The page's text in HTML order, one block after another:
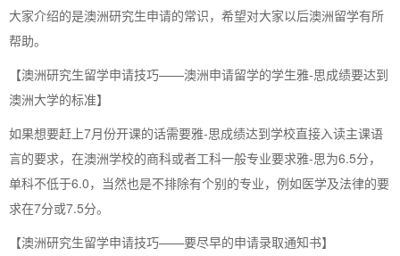
大家介绍的是澳洲研究生申请的常识，希望对大家以后澳洲留学有所
帮助。
【澳洲研究生留学申请技巧——澳洲申请留学的学生雅-思成绩要达到
澳洲大学的标准】
如果想要赶上7月份开课的话需要雅-思成绩达到学校直接入读主课语
言的要求，在澳洲学校的商科或者工科一般专业要求雅-思为6.5分，
单科不低于6.0，当然也是不排除有个别的专业，例如医学及法律的要
求在7分或7.5分。
【澳洲研究生留学申请技巧——要尽早的申请录取通知书】